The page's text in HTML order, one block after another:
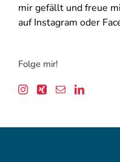
mir gefällt und freue
auf Instagram oder
Folge mir!